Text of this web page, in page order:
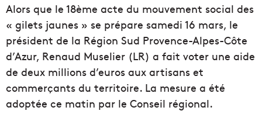
Alors que le 18ème acte du mouvement social des
« gilets jaunes » se prépare samedi 16 mars, le
président de la Région Sud Provence-Alpes-Côte
d’Azur, Renaud Muselier (LR) a fait voter une aide
de deux millions d’euros aux artisans et
commerçants du territoire. La mesure a été
adoptée ce matin par le Conseil régional.